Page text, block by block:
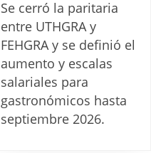
para
gastronómicos
hasta
septiembre
2026
Se cerró la paritaria
entre UTHGRA y
FEHGRA y se definió el
aumento y escalas
salariales para
gastronómicos hasta
septiembre 2026.